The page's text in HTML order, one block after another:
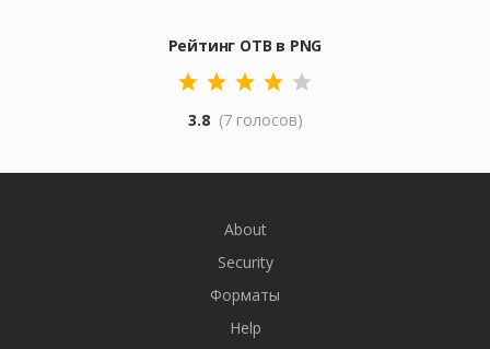
Рейтинг OTB в PNG
3.8 (7 голосов)
About
Security
Форматы
Help